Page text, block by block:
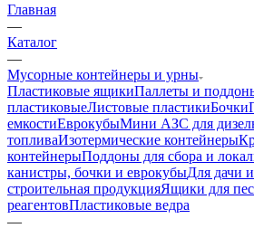
Главная
—
Каталог
—
Мусорные контейнеры и урны
Пластиковые ящикиПаллеты и
пластиковыеЛистовые пластикиБочки
емкостиЕврокубыМини АЗС для
топливаИзотермические контейнеры
контейнерыПоддоны для сбора и
канистры, бочки и еврокубыДля дачи
строительная продукцияЯщики для
реагентовПластиковые ведра
—